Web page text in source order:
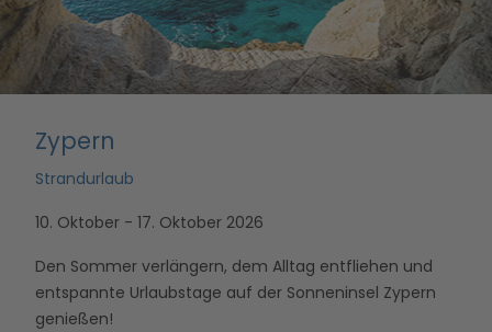
Zypern
Strandurlaub
10. Oktober - 17. Oktober 2026
Den Sommer verlängern, dem Alltag entfliehen und
entspannte Urlaubstage auf der Sonneninsel Zypern
genießen!